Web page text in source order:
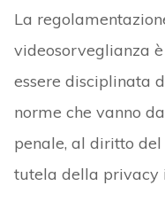
La
videosorveglianza
essere disciplinata
norme che vanno
penale, al diritto
tutela della privacy